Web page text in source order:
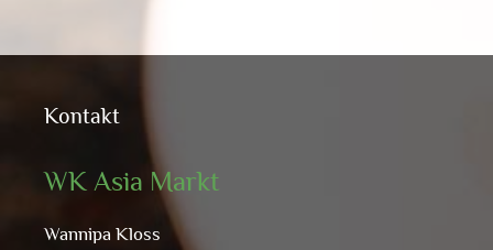
Kontakt
WK Asia Markt
Wannipa Kloss